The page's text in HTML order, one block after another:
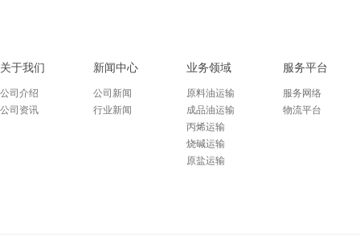
关于我们
公司介绍
公司资讯
新闻中心
公司新闻
行业新闻
业务领域
原料油运输
成品油运输
丙烯运输
烧碱运输
原盐运输
服务平台
服务网络
物流平台